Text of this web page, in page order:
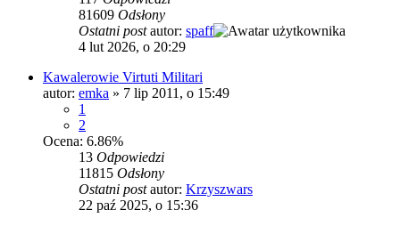
81609 Odsłony
Ostatni postautor: spaff
4 lut 2026, o 20:29
Kawalerowie Virtuti Militari
autor: emka » 7 lip 2011, o 15:49
1
2
Ocena: 6.86%
13 Odpowiedzi
11815 Odsłony
Ostatni postautor: Krzyszwars
22 paź 2025, o 15:36